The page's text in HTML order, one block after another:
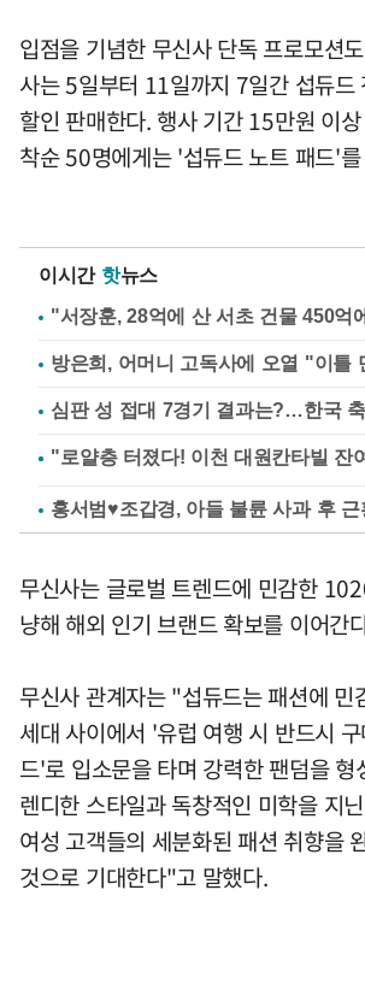
입점을 기념한 무신사 단독 프로모션
사는 5일부터 11일까지 7일간 섭듀
할인 판매한다. 행사 기간 15만원 이
착순 50명에게는 '섭듀드 노트 패드'
이시간 핫뉴스
"서장훈, 28억에 산 서초 건물 450억
방은희, 어머니 고독사에 오열 "이틀
심판 성 접대 7경기 결과는?…한국
홍서범♥조갑경, 아들 불륜 사과 후 근
무신사는 글로벌 트렌드에 민감한
냥해 해외 인기 브랜드 확보를 이어간
무신사 관계자는 "섭듀드는 패션에
세대 사이에서 '유럽 여행 시 반드시
드'로 입소문을 타며 강력한 팬덤을
렌디한 스타일과 독창적인 미학을 지
여성 고객들의 세분화된 패션 취향을
것으로 기대한다"고 말했다.